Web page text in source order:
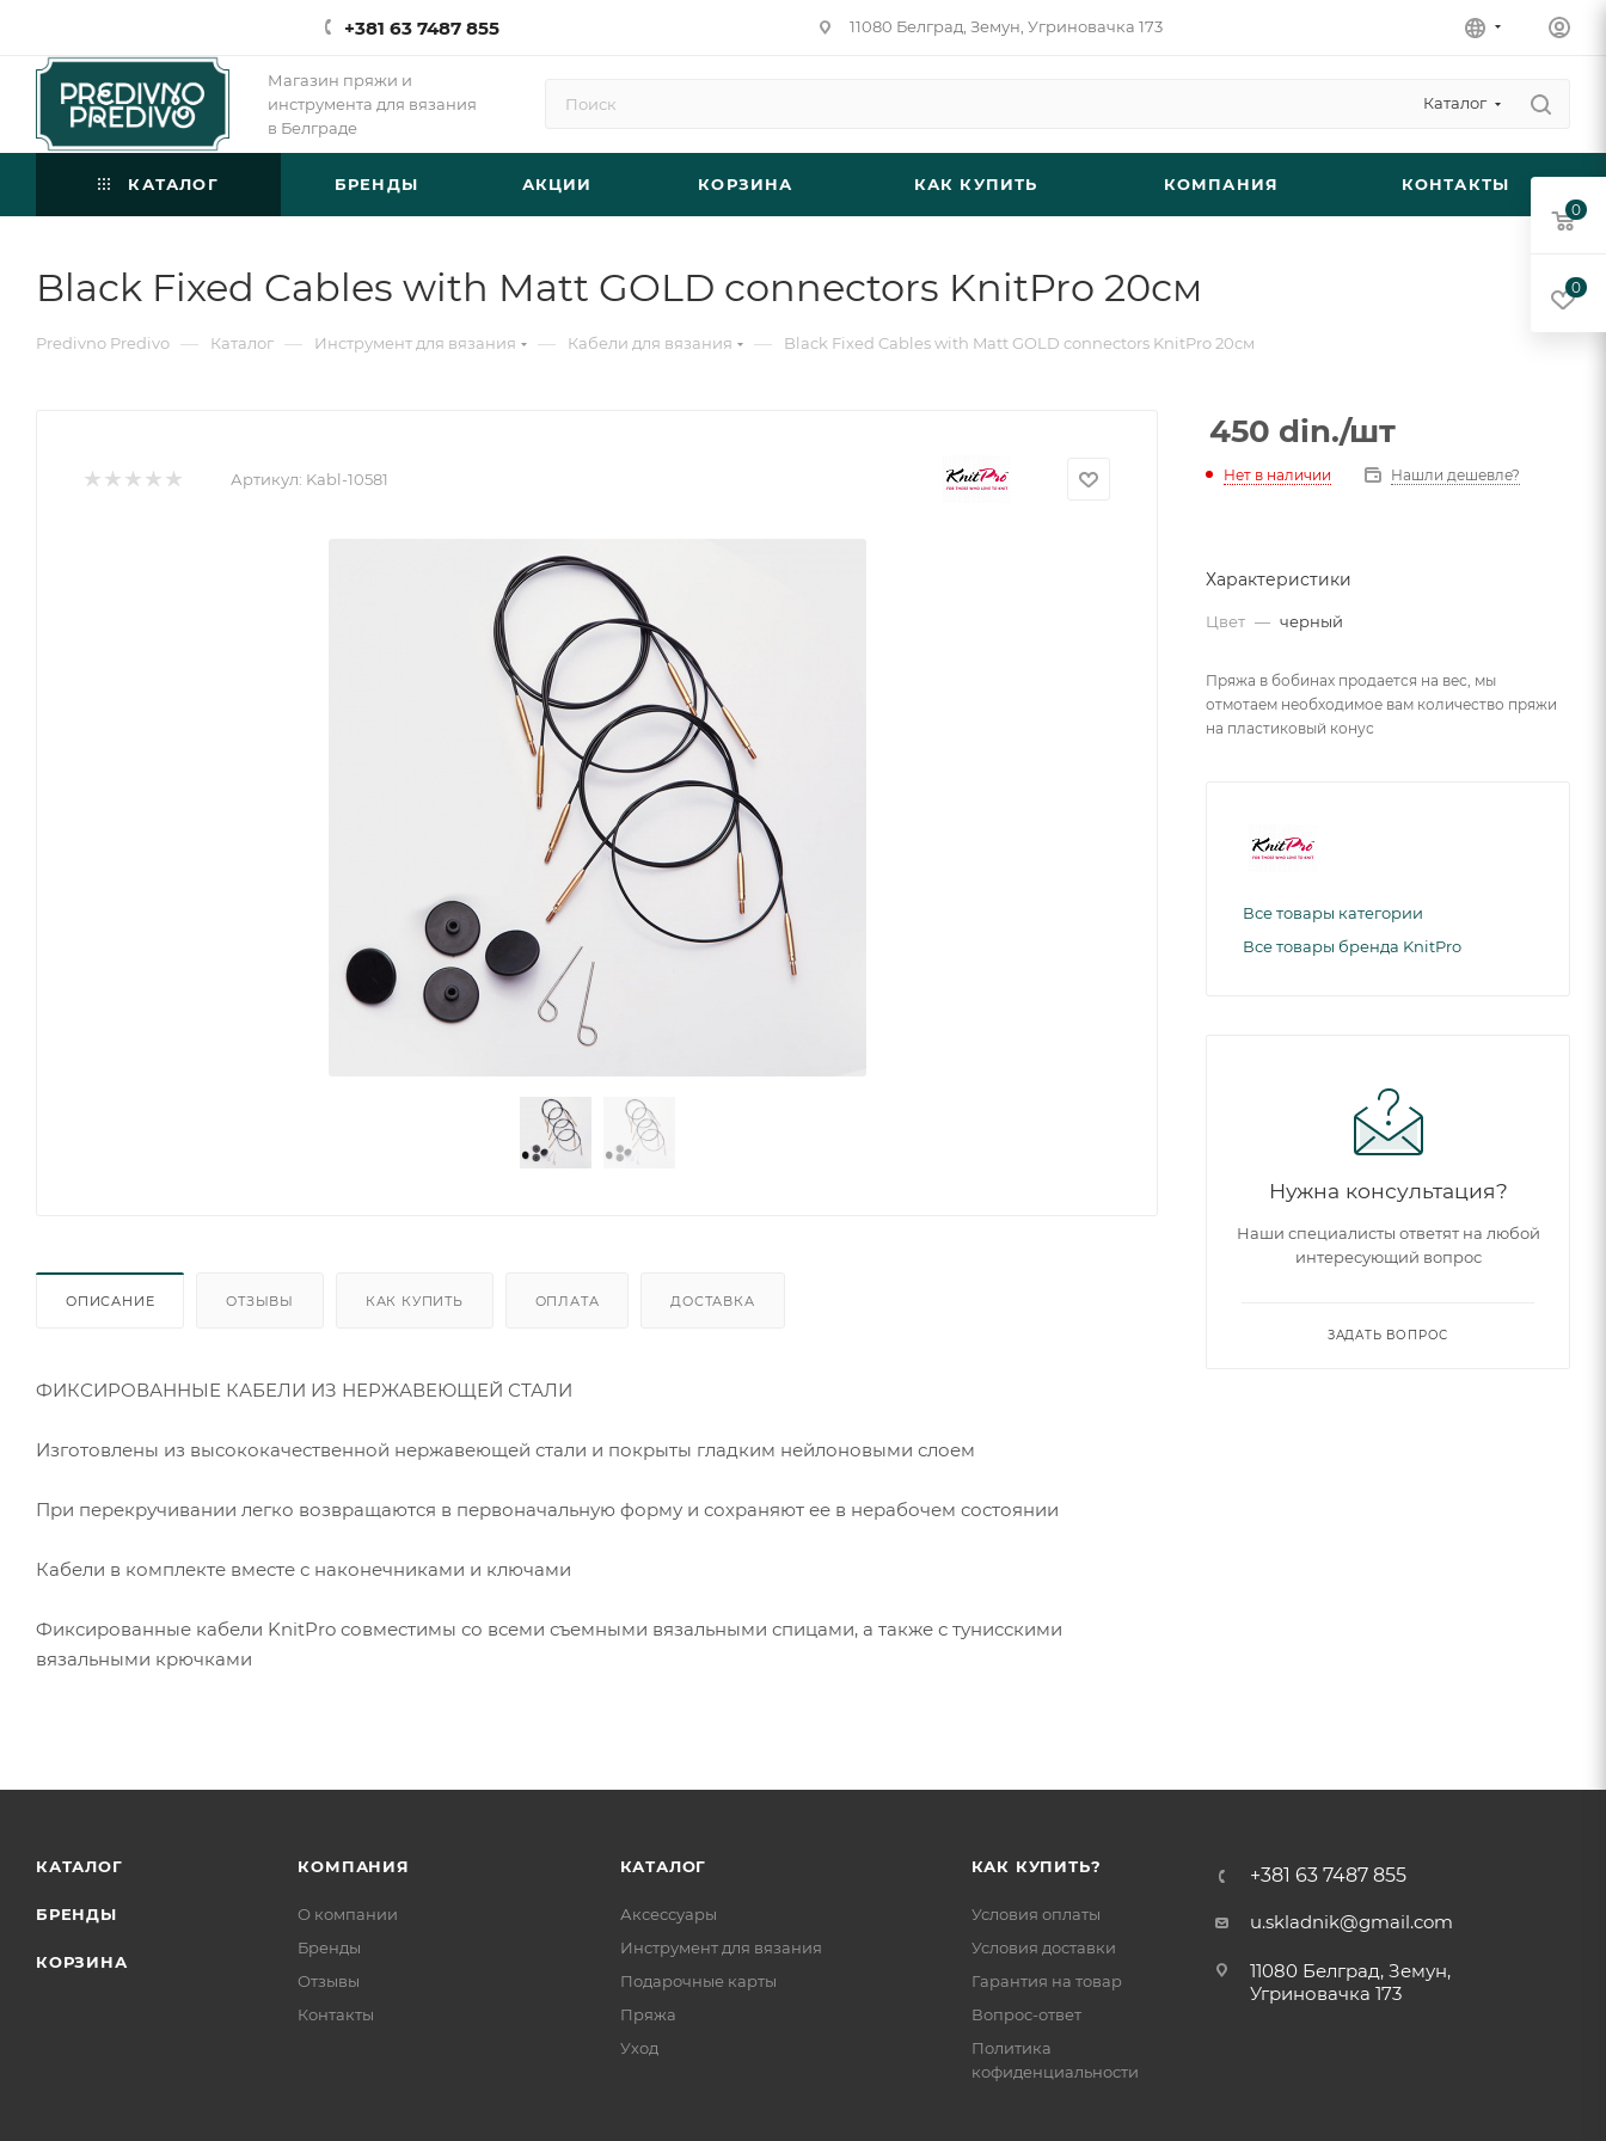
+381 63 7487 855 11080 Белград, Земун, Угриновачка 173
Магазин пряжи и
инструмента для вязания
в Белграде
Каталог
КАТАЛОГ БРЕНДЫ АКЦИИ КОРЗИНА КАК КУПИТЬ КОМПАНИЯ КОНТАКТЫ
Black Fixed Cables with Matt GOLD connectors KnitPro 20см
Predivno Predivo — Каталог — Инструмент для вязания — Кабели для вязания — Black Fixed Cables with Matt GOLD connectors KnitPro 20см
Артикул: Kabl-10581
ОПИСАНИЕ ОТЗЫВЫ КАК КУПИТЬ ОПЛАТА ДОСТАВКА
ФИКСИРОВАННЫЕ КАБЕЛИ ИЗ НЕРЖАВЕЮЩЕЙ СТАЛИ
Изготовлены из высококачественной нержавеющей стали и покрыты гладким нейлоновыми слоем
При перекручивании легко возвращаются в первоначальную форму и сохраняют ее в нерабочем состоянии
Кабели в комплекте вместе с наконечниками и ключами
Фиксированные кабели KnitPro совместимы со всеми съемными вязальными спицами, а также с тунисскими
вязальными крючками
450 din./шт
Нет в наличии Нашли дешевле?
Характеристики
Цвет — черный
Пряжа в бобинах продается на вес, мы
отмотаем необходимое вам количество пряжи
на пластиковый конус
Все товары категории
Все товары бренда KnitPro
Нужна консультация?
Наши специалисты ответят на любой
интересующий вопрос
ЗАДАТЬ ВОПРОС
КАТАЛОГ
БРЕНДЫ
КОРЗИНА
КОМПАНИЯ
О компании
Бренды
Отзывы
Контакты
КАТАЛОГ
Аксессуары
Инструмент для вязания
Подарочные карты
Пряжа
Уход
КАК КУПИТЬ?
Условия оплаты
Условия доставки
Гарантия на товар
Вопрос-ответ
Политика
кофиденциальности
+381 63 7487 855
u.skladnik@gmail.com
11080 Белград, Земун,
Угриновачка 173
0
0